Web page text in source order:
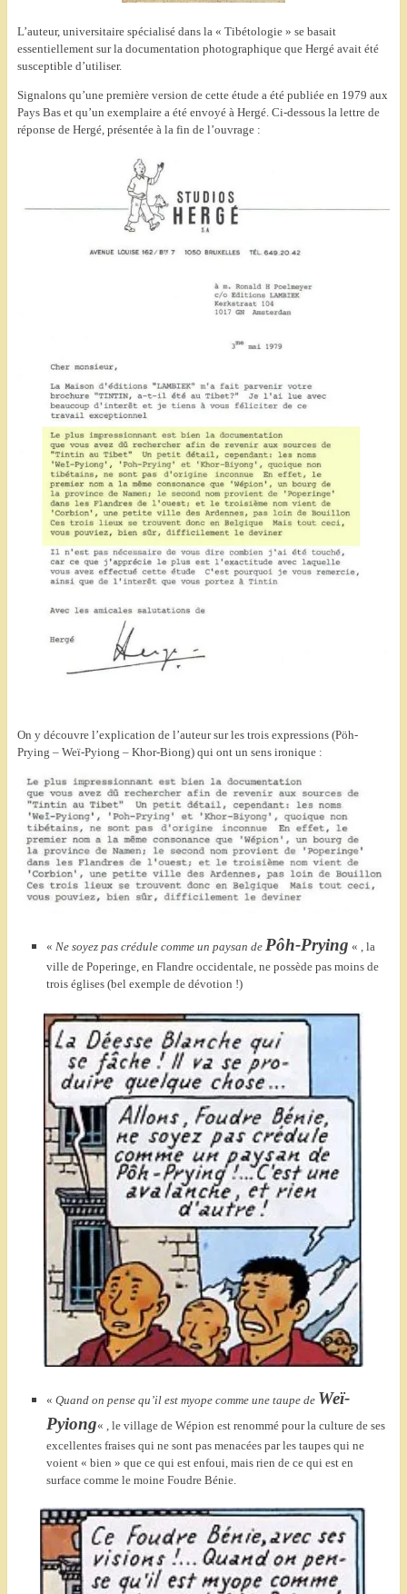
L’auteur, universitaire spécialisé dans la « Tibétologie » se basait
essentiellement sur la documentation photographique que Hergé avait été
susceptible d’utiliser.
Signalons qu’une première version de cette étude a été publiée en 1979 aux
Pays Bas et qu’un exemplaire a été envoyé à Hergé. Ci-dessous la lettre de
réponse de Hergé, présentée à la fin de l’ouvrage :
On y découvre l’explication de l’auteur sur les trois expressions (Pöh-
Prying – Weï-Pyiong – Khor-Biong) qui ont un sens ironique :
« Ne soyez pas crédule comme un paysan de Pôh-Prying « , la
ville de Poperinge, en Flandre occidentale, ne possède pas moins de
trois églises (bel exemple de dévotion !)
«Quand on pense qu’il est myope comme une taupe de Weï-
Pyiong« , le village de Wépion est renommé pour la culture de ses
excellentes fraises qui ne sont pas menacées par les taupes qui ne
voient « bien » que ce qui est enfoui, mais rien de ce qui est en
surface comme le moine Foudre Bénie.